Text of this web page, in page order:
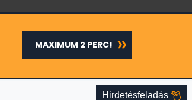
MAXIMUM 2 PERC!
Hirdetésfeladás